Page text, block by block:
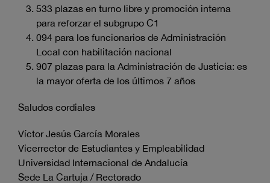
533 plazas en turno libre y promoción interna
para reforzar el subgrupo C1
094 para los funcionarios de Administración
Local con habilitación nacional
907 plazas para la Administración de Justicia: es
la mayor oferta de los últimos 7 años
Saludos cordiales
Víctor Jesús García Morales
Vicerrector de Estudiantes y Empleabilidad
Universidad Internacional de Andalucía
Sede La Cartuja / Rectorado